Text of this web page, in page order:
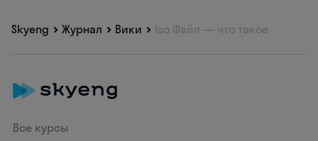
Skyeng Журнал Вики Iso Файл — что такое
Все курсы